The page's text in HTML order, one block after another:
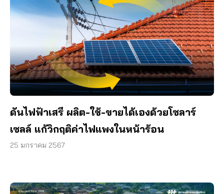
ดันไฟฟ้าเสรี ผลิต-ใช้-ขายได้เองด้วยโซลาร์
เซลล์ แก้วิกฤติค่าไฟแพงในหน้าร้อน
25 มกราคม 2567